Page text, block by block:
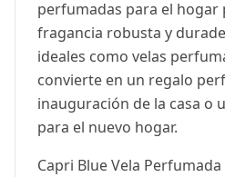
perfumadas para el
fragancia robusta y
ideales como velas
convierte en un regalo
inauguración de la casa o
para el nuevo hogar.
Capri Blue Vela